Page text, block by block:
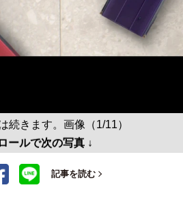
続きます。画像（1/11）
ールで次の写真 ↓
記事を読む